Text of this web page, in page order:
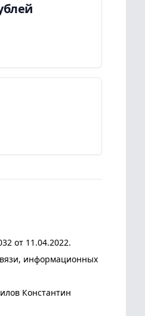
от 11.04.2022.
информационных
Константин